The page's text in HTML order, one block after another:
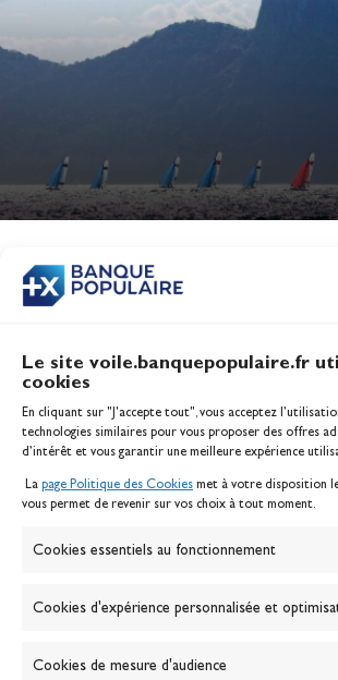
Le site voile.banquepopulaire.fr
cookies
En cliquant sur "J'accepte tout", vous acceptez
technologies similaires pour vous proposer des offres
d’intérêt et vous garantir une meilleure expérience
La page Politique des Cookies met à votre disposition
vous permet de revenir sur vos choix à tout moment.
Cookies essentiels au fonctionnement
Cookies d'expérience personnalisée et
Cookies de mesure d'audience
CONTENU
Lauriane Nolot en or à
Beach, sur le plan d'eau
Jeux Olympiques 2028
Inscription serveur média
Contact
Politique des cookies
Banque de la voile
Passion Voile TV